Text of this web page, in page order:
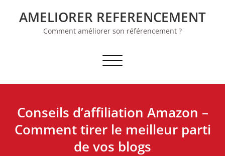
AMELIORER REFERENCEMENT
Comment améliorer son référencement ?
Afficher/masquer la navigation
Conseils d’affiliation Amazon –
Comment tirer le meilleur parti
de vos blogs